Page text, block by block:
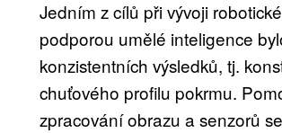
Jedním z cílů při vývoji
podporou umělé inteligence
konzistentních výsledků, tj.
chuťového profilu pokrmu.
zpracování obrazu a senzorů